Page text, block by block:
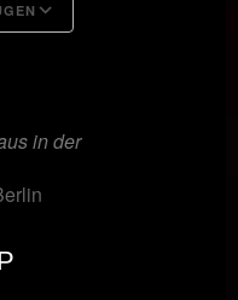
in der